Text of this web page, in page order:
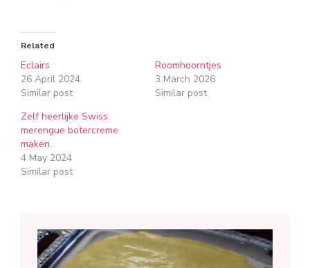
Related
Eclairs
26 April 2024
Similar post
Roomhoorntjes
3 March 2026
Similar post
Zelf heerlijke Swiss
merengue botercreme
maken.
4 May 2024
Similar post